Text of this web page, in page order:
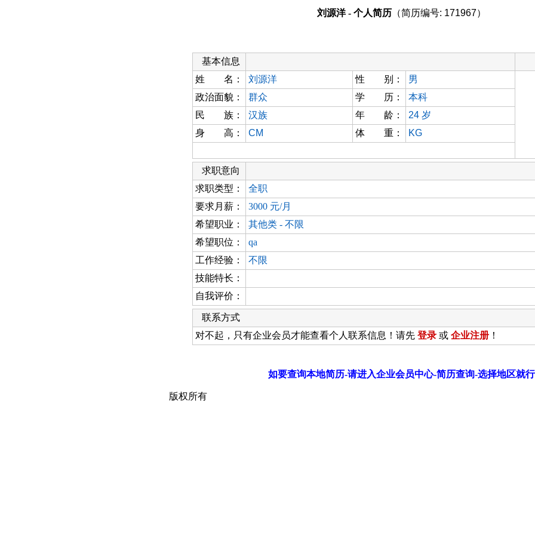
刘源洋 - 个人简历（简历编号: 171967）
基本信息
姓 名：
刘源洋 性 别：
男
政治面貌：
群众 学 历：
本科
民 族：
汉族 年 龄： 24 岁
身 高：
CM 体 重： KG
求职意向
求职类型：
全职
要求月薪：
3000 元/月
希望职业：
其他类 - 不限
希望职位：
qa
工作经验：
不限
技能特长：
自我评价：
联系方式
对不起，只有企业会员才能查看个人联系信息！请先 登录 或 企业注册 ！
如要查询本地简历-请进入企业会员中心-简历查询-选择地区就行
版权所有